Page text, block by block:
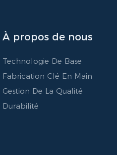
À propos de nous
Technologie De Base
Fabrication Clé En Main
Gestion De La Qualité
Durabilité